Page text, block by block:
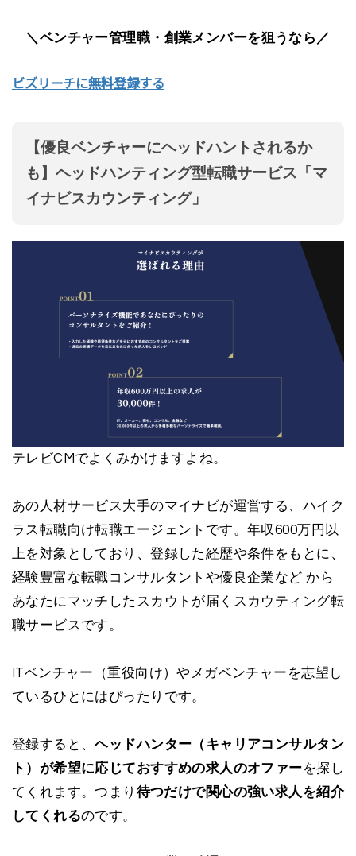
＼ベンチャー管理職・創業メンバーを狙うなら／
ビズリーチに無料登録する
【優良ベンチャーにヘッドハントされるか
も】ヘッドハンティング型転職サービス「マ
イナビスカウンティング」
テレビCMでよくみかけますよね。
あの人材サービス大手のマイナビが運営する、ハイク
ラス転職向け転職エージェントです。年収600万円以
上を対象としており、登録した経歴や条件をもとに、
経験豊富な転職コンサルタントや優良企業など から
あなたにマッチしたスカウトが届くスカウティング転
職サービスです。
ITベンチャー（重役向け）やメガベンチャーを志望し
ているひとにはぴったりです。
登録すると、ヘッドハンター（キャリアコンサルタン
ト）が希望に応じておすすめの求人のオファーを探し
てくれます。つまり 待つだけで関心の強い求人を紹介
してくれるのです。